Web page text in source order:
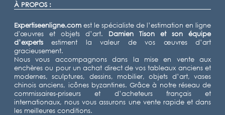
À PROPOS :
Expertiseenligne.com est le spécialiste de l’estimation en ligne
d'œuvres et objets d’art. Damien Tison
et son équipe
d’experts estiment la valeur de vos œuvres d’art
gracieusement.
Nous vous accompagnons dans la mise en vente aux
enchères ou pour un achat direct de vos tableaux anciens et
modernes, sculptures, dessins, mobilier, objets d’art, vases
chinois anciens, icônes byzantines. Grâce à notre réseau de
commissaires-priseurs et d’acheteurs français et
internationaux, nous vous assurons une vente rapide et dans
les meilleures conditions.